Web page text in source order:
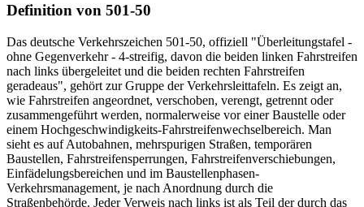
Definition von 501-50
Das deutsche Verkehrszeichen 501-50, offiziell "Überleitungstafel -
ohne Gegenverkehr - 4-streifig, davon die beiden linken Fahrstreifen
nach links übergeleitet und die beiden rechten Fahrstreifen
geradeaus", gehört zur Gruppe der Verkehrsleittafeln. Es zeigt an,
wie Fahrstreifen angeordnet, verschoben, verengt, getrennt oder
zusammengeführt werden, normalerweise vor einer Baustelle oder
einem Hochgeschwindigkeits-Fahrstreifenwechselbereich. Man
sieht es auf Autobahnen, mehrspurigen Straßen, temporären
Baustellen, Fahrstreifen­sperrungen, Fahrstreifenverschiebungen,
Einfädelungsbereichen und im Baustellenphasen-
Verkehrsmanagement, je nach Anordnung durch die
Straßenbehörde. Jeder Verweis nach links ist als Teil der durch das